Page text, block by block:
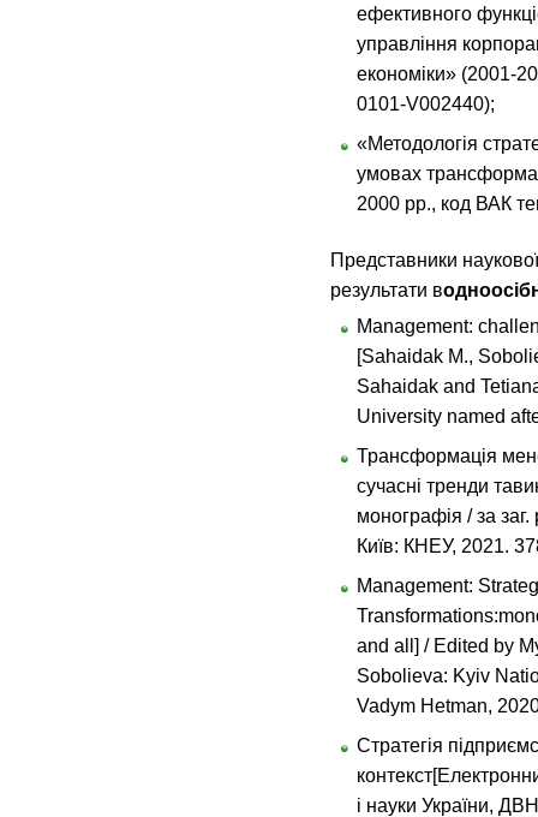
ефективного
управління
економіки» (2001-
0101-V002440);
«Методологія
умовах
2000 рр., код ВАК
Представники
результати в
Management:
[Sahaidak M.,
Sahaidak and
University named
Трансформація
сучасні тренди
монографія / за
Київ: КНЕУ, 2021.
Management:
and all] / Edited by
Sobolieva: Kyiv
Vadym Hetman,
Стратегія
і науки України,